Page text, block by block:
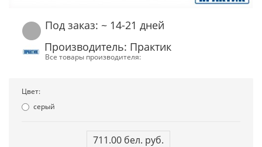
Под заказ: ~ 14-21 дней
Производитель: Практик
Все товары производителя:
Цвет:
серый
711.00 бел. руб.